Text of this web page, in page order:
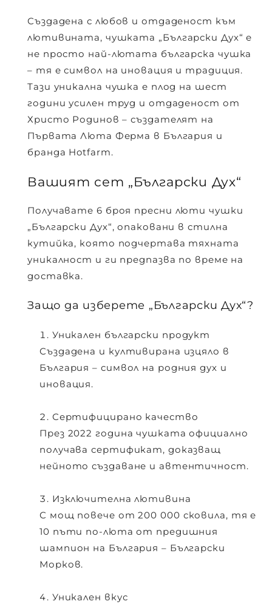
Създадена с любов и отдаденост към
лютивината, чушката „Български Дух“ е
не просто най-лютата българска чушка
– тя е символ на иновация и традиция.
Тази уникална чушка е плод на шест
години усилен труд и отдаденост от
Христо Родинов – създателят на
Първата Люта Ферма в България и
бранда Hotfarm.
Вашият сет „Български Дух“
Получавате 6 броя пресни люти чушки
„Български Дух“, опаковани в стилна
кутийка, която подчертава тяхната
уникалност и ги предпазва по време на
доставка.
Защо да изберете „Български Дух“?
Уникален български продукт
Създадена и култивирана изцяло в
България – символ на родния дух и
иновация.
Сертифицирано качество
През 2022 година чушката официално
получава сертификат, доказващ
нейното създаване и автентичност.
Изключителна лютивина
С мощ повече от200 000 сковила, тя е
10 пъти по-люта от предишния
шампион на България – Български
Морков.
Уникален вкус